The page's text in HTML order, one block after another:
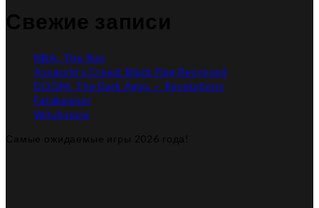
Свежие записи
NBA: The Run
Assassin’s Creed: Black Flag Resynced
DOOM: The Dark Ages — Revelations
Fatekeeper
Witchspire
Самые ожидаемые игры 2026 года!